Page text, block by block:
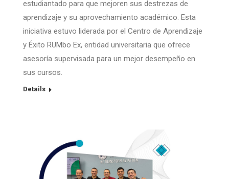
estudiantado para que mejoren sus destrezas de
aprendizaje y su aprovechamiento académico. Esta
iniciativa estuvo liderada por el Centro de Aprendizaje
y Éxito RUMbo Ex, entidad universitaria que ofrece
asesoría supervisada para un mejor desempeño en
sus cursos.
Details